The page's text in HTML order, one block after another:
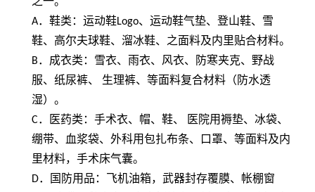
A．鞋类：运动鞋Logo、运动鞋气垫、登山鞋、雪
鞋、高尔夫球鞋、溜冰鞋、之面料及内里贴合材料。
B．成衣类：雪衣、雨衣、风衣、防寒夹克、野战
服、纸尿裤、 生理裤、等面料复合材料（防水透
湿）。
C．医药类：手术衣、帽、鞋、 医院用褥垫、冰袋、
绷带、血浆袋、外科用包扎布条、口罩、等面料及内
里材料，手术床气囊。
D．国防用品：飞机油箱，武器封存覆膜、帐棚窗